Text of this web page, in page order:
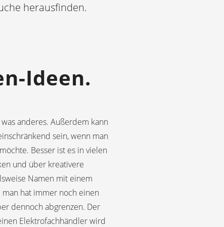
herausfinden.
Ideen.
anderes. Außerdem kann
sein, wenn man
Besser ist es in vielen
und über kreativere
Namen mit einem
hat immer noch einen
dennoch abgrenzen. Der
Elektrofachhändler wird